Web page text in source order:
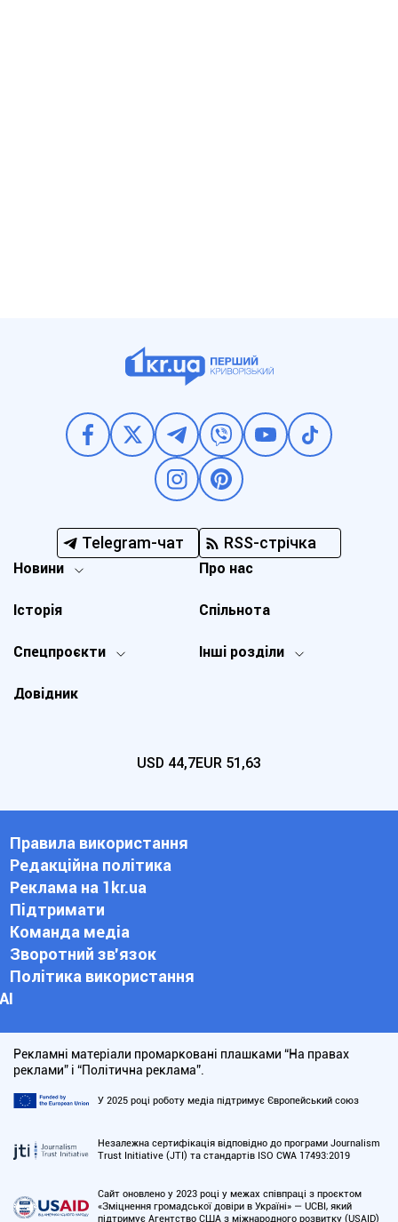
Telegram-чат RSS-стрічка
Новини
Спецпроєкти Інші розділи
Історія
Про нас
Довідник
Спільнота
USD 44,7EUR 51,63
Правила використання
Редакційна політика
Реклама на 1kr.ua
Підтримати
Команда медіа
Зворотний зв'язок
Політика використання
АІ
Рекламні матеріали промарковані плашками “На правах
реклами” і “Політична реклама”.
У 2025 році роботу медіа підтримує Європейський союз
Незалежна сертифікація відповідно до програми Journalism
Trust Initiative (JTI) та стандартів ISO CWA 17493:2019
Сайт оновлено у 2023 році у межах співпраці з проєктом
«Зміцнення громадської довіри в Україні» — UCBI, який
підтримує Агентство США з міжнародного розвитку (USAID)